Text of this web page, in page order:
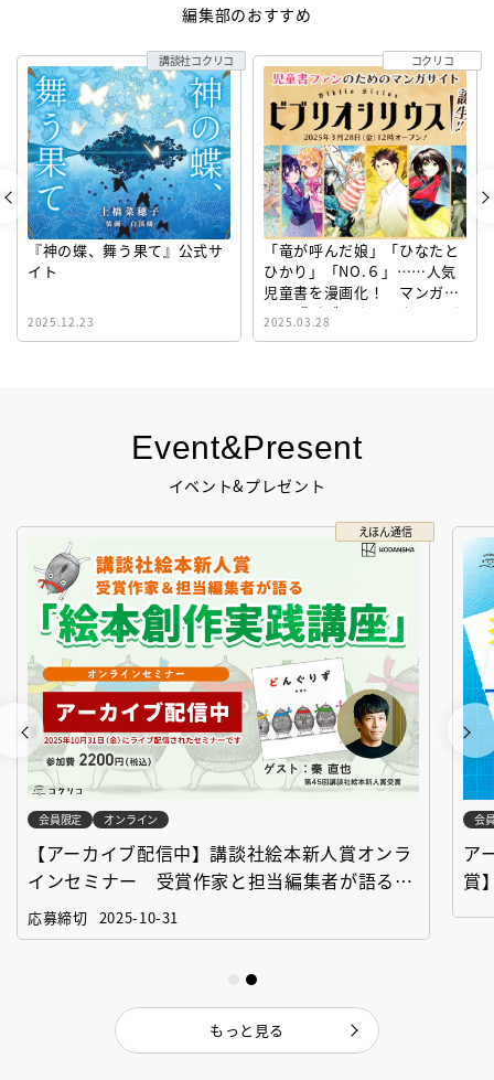
Event&Present
イベント&プレゼント
えほん通信
会員限定 オンライン
【アーカイブ配信中】講談社絵本新人賞オンラ
インセミナー 受賞作家と担当編集者が語る
「絵本創作実践講座」
応募締切 2025-10-31
会
ア
賞
もっと見る
編集部のおすすめ
『神の蝶、舞う果て』公式サ
イト
2025.12.23
講談社コクリコ
「竜が呼んだ娘」「ひなたと
ひかり」「NO.６」……人気
児童書を漫画化！ マンガサ
イト『ビブリオシリウス』誕
生！
2025.03.28
コクリコ